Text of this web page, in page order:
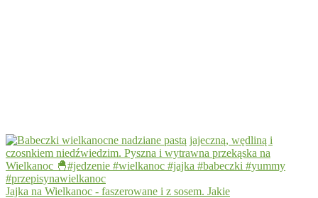
Jajka na Wielkanoc - faszerowane i z sosem. Jakie